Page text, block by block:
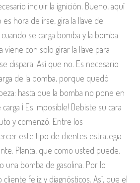
incluir la ignición. Bueno, aquí
hora de irse, gira la llave de
se carga bomba y la bomba
viene con solo girar la llave para
dispara. Así que no. Es necesario
de la bomba, porque quedó
hasta que la bomba no pone en
¡ Es imposible! Debiste su cara
y comenzó. Entre los
este tipo de clientes estrategia
Planta, que como usted puede.
una bomba de gasolina. Por lo
cliente feliz y diagnósticos. Así, que el